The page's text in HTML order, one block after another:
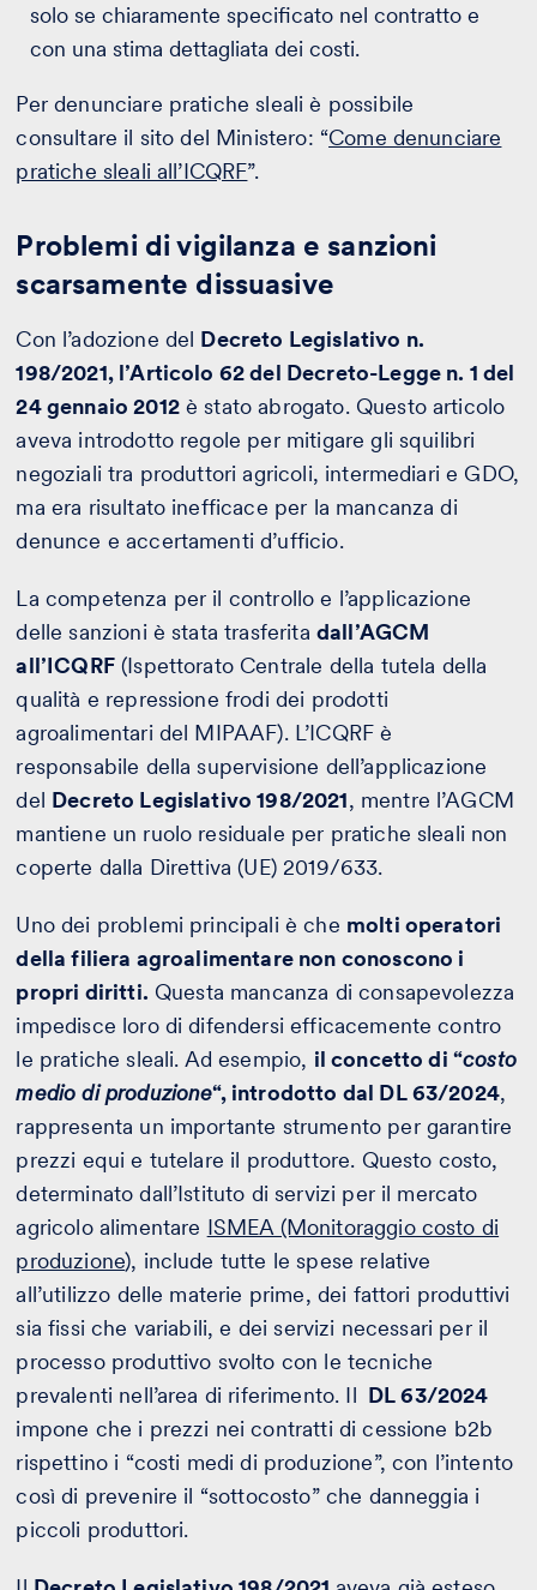
solo se chiaramente specificato nel contratto e
con una stima dettagliata dei costi.
Per denunciare pratiche sleali è possibile
consultare il sito del Ministero: “Come denunciare
pratiche sleali all’ICQRF”.
Problemi di vigilanza e sanzioni
scarsamente dissuasive
Con l’adozione del Decreto Legislativo n.
198/2021, l’Articolo 62 del Decreto-Legge n. 1 del
24 gennaio 2012è stato abrogato. Questo articolo
aveva introdotto regole per mitigare gli squilibri
negoziali tra produttori agricoli, intermediari e GDO,
ma era risultato inefficace per la mancanza di
denunce e accertamenti d’ufficio.
La competenza per il controllo e l’applicazione
delle sanzioni è stata trasferita dall’AGCM
all’ICQRF(Ispettorato Centrale della tutela della
qualità e repressione frodi dei prodotti
agroalimentari del MIPAAF). L’ICQRF è
responsabile della supervisione dell’applicazione
del Decreto Legislativo 198/2021, mentre l’AGCM
mantiene un ruolo residuale per pratiche sleali non
coperte dalla Direttiva (UE) 2019/633.
Uno dei problemi principali è che molti operatori
della filiera agroalimentare non conoscono i
propri diritti. Questa mancanza di consapevolezza
impedisce loro di difendersi efficacemente contro
le pratiche sleali. Ad esempio, il concetto di “costo
medio di produzione“, introdotto dal DL 63/2024,
rappresenta un importante strumento per garantire
prezzi equi e tutelare il produttore. Questo costo,
determinato dall’Istituto di servizi per il mercato
agricolo alimentare ISMEA (Monitoraggio costo di
produzione), include tutte le spese relative
all’utilizzo delle materie prime, dei fattori produttivi
sia fissi che variabili, e dei servizi necessari per il
processo produttivo svolto con le tecniche
prevalenti nell’area di riferimento. Il DL 63/2024
impone che i prezzi nei contratti di cessione b2b
rispettino i “costi medi di produzione”, con l’intento
così di prevenire il “sottocosto” che danneggia i
piccoli produttori.